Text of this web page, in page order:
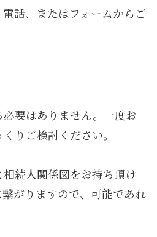
話、またはフォームからご
要はありません。一度お
りご検討ください。
続人関係図をお持ち頂け
がりますので、可能であれ